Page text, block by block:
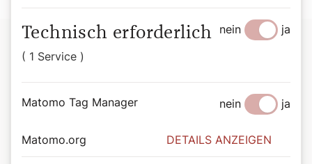
Perspektiven
Technisch erforderlich
( 1 Service )
nein ja
Matomo Tag Manager nein ja
Matomo.org DETAILS ANZEIGEN